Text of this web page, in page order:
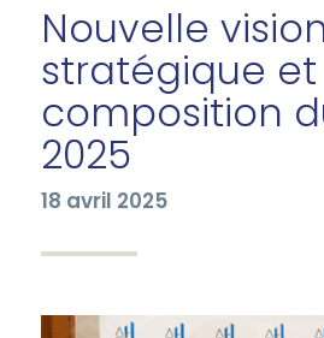
Nouvelle
stratégique et
composition
2025
18 avril 2025